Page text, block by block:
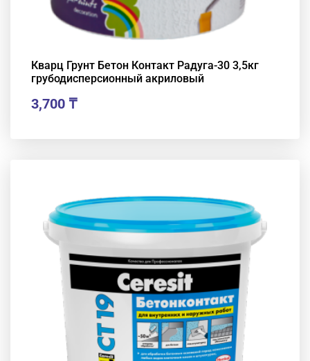
Кварц Грунт Бетон Контакт Радуга-30 3,5кг
грубодисперсионный акриловый
3,700 ₸